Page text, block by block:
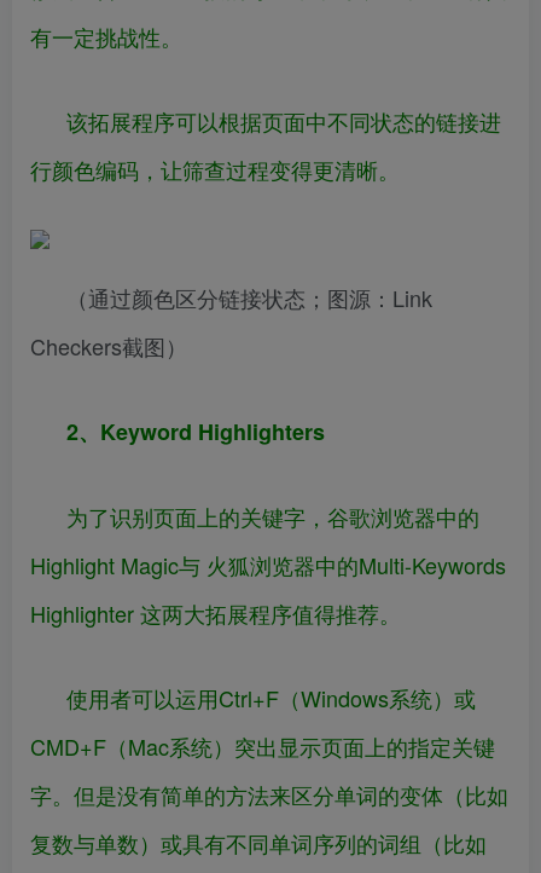
有一定挑战性。
该拓展程序可以根据页面中不同状态的链接进
行颜色编码，让筛查过程变得更清晰。
（通过颜色区分链接状态；图源：Link
Checkers截图）
2、Keyword Highlighters
为了识别页面上的关键字，谷歌浏览器中的
Highlight Magic与 火狐浏览器中的Multi-Keywords
Highlighter 这两大拓展程序值得推荐。
使用者可以运用Ctrl+F（Windows系统）或
CMD+F（Mac系统）突出显示页面上的指定关键
字。但是没有简单的方法来区分单词的变体（比如
复数与单数）或具有不同单词序列的词组（比如